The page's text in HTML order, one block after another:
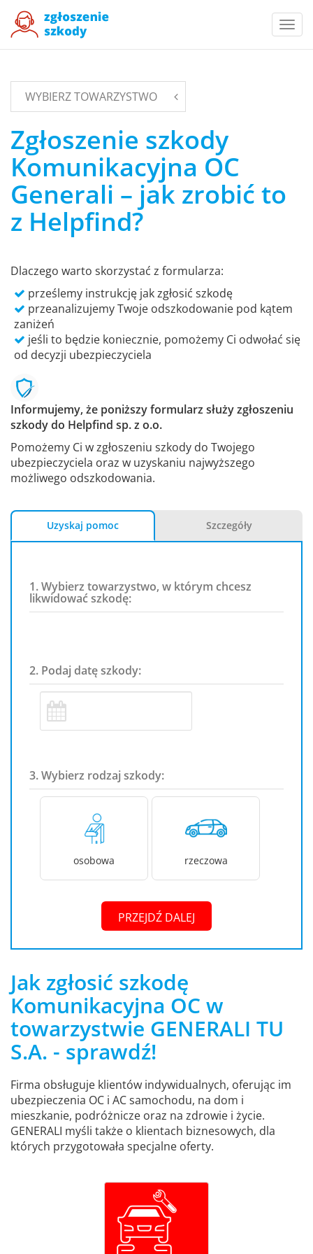
WYBIERZ TOWARZYSTWO
Zgłoszenie szkody
Komunikacyjna OC
Generali – jak zrobić to
z Helpfind?
Dlaczego warto skorzystać z formularza:
prześlemy instrukcję jak zgłosić szkodę
przeanalizujemy Twoje odszkodowanie pod kątem
zaniżeń
jeśli to będzie koniecznie, pomożemy Ci odwołać się
od decyzji ubezpieczyciela
Informujemy, że poniższy formularz służy zgłoszeniu
szkody do Helpfind sp. z o.o.
Pomożemy Ci w zgłoszeniu szkody do Twojego
ubezpieczyciela oraz w uzyskaniu najwyższego
możliwego odszkodowania.
Uzyskaj pomoc Szczegóły
1. Wybierz towarzystwo, w którym chcesz
likwidować szkodę:
2. Podaj datę szkody:
3. Wybierz rodzaj szkody:
osobowa rzeczowa
PRZEJDŹ DALEJ
Jak zgłosić szkodę
Komunikacyjna OC w
towarzystwie GENERALI TU
S.A. - sprawdź!
Firma obsługuje klientów indywidualnych, oferując im
ubezpieczenia OC i AC samochodu, na dom i
mieszkanie, podróżnicze oraz na zdrowie i życie.
GENERALI myśli także o klientach biznesowych, dla
których przygotowała specjalne oferty.